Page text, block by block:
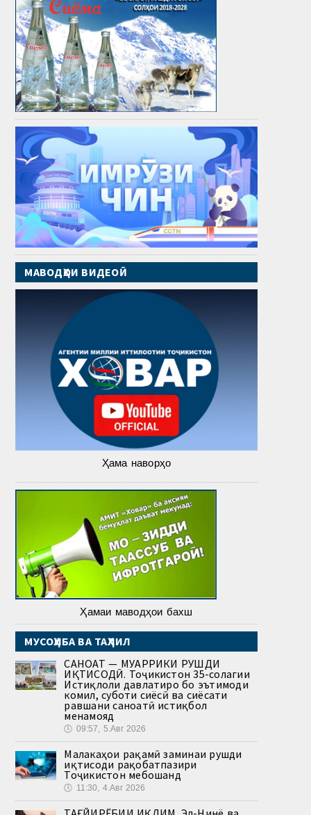
МАВОДҲОИ ВИДЕОӢ
Ҳама наворҳо
Ҳамаи маводҳои бахш
МУСОҲИБА ВА ТАҲЛИЛ
САНОАТ — МУҲАРРИКИ РУШДИ
ИҚТИСОДӢ. Тоҷикистон 35-солагии
Истиқлоли давлатиро бо эътимоди
комил, суботи сиёсӣ ва сиёсати
равшани саноатӣ истиқбол
менамояд
🕔 09:57, 5.Авг 2026
Малакаҳои рақамӣ заминаи рушди
иқтисоди рақобатпазири
Тоҷикистон мебошанд
🕔 11:30, 4.Авг 2026